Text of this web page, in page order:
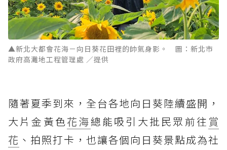
▲新北大都會花海－向日葵花田裡的帥氣身影。 圖：新北市
政府高灘地工程管理處 ／提供
隨著夏季到來，全台各地向日葵陸續盛開，
大片金黃色花海總能吸引大批民眾前往 賞
花 、拍照打卡，也讓各個向日葵景點成為社